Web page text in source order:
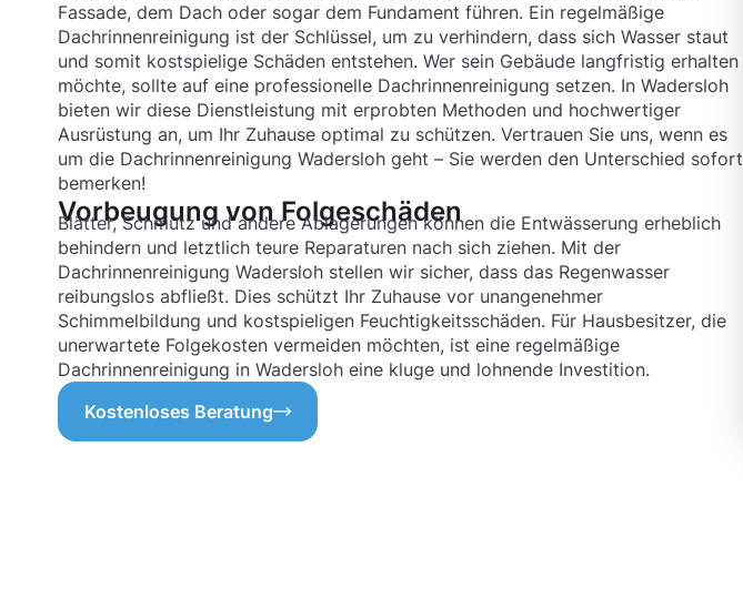
Fassade, dem Dach oder sogar dem Fundament führen. Ein regelmäßige
Dachrinnenreinigung ist der Schlüssel, um zu verhindern, dass sich Wasser staut
und somit kostspielige Schäden entstehen. Wer sein Gebäude langfristig erhalten
möchte, sollte auf eine professionelle Dachrinnenreinigung setzen. In Wadersloh
bieten wir diese Dienstleistung mit erprobten Methoden und hochwertiger
Ausrüstung an, um Ihr Zuhause optimal zu schützen. Vertrauen Sie uns, wenn es
um die Dachrinnenreinigung Wadersloh geht – Sie werden den Unterschied sofort
bemerken!
Vorbeugung von Folgeschäden
Blätter, Schmutz und andere Ablagerungen können die Entwässerung erheblich
behindern und letztlich teure Reparaturen nach sich ziehen. Mit der
Dachrinnenreinigung Wadersloh stellen wir sicher, dass das Regenwasser
reibungslos abfließt. Dies schützt Ihr Zuhause vor unangenehmer
Schimmelbildung und kostspieligen Feuchtigkeitsschäden. Für Hausbesitzer, die
unerwartete Folgekosten vermeiden möchten, ist eine regelmäßige
Dachrinnenreinigung in Wadersloh eine kluge und lohnende Investition.
Kostenloses Beratung